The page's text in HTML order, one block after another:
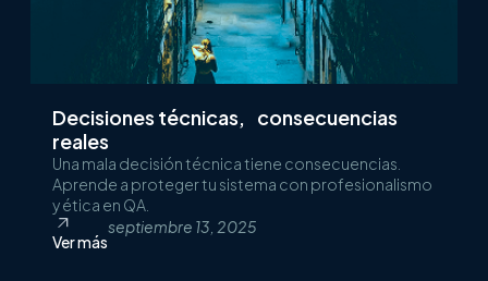
Decisiones técnicas, consecuencias
reales
Una mala decisión técnica tiene consecuencias.
Aprende a proteger tu sistema con profesionalismo
y ética en QA.
Ver más
septiembre 13, 2025